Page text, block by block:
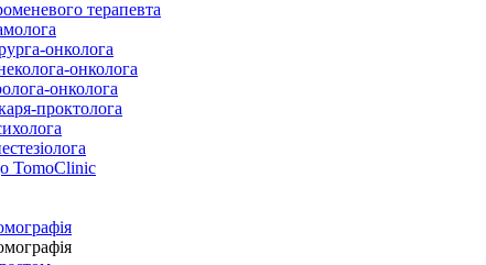
терапевта
онколога
онколога
онколога
проктолога
TomoClinic